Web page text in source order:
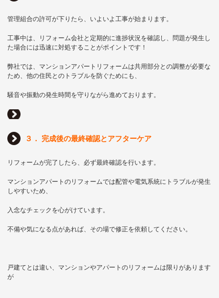
管理組合の許可が下りたら、いよいよ工事が始まります。
工事中は、リフォーム会社と定期的に進捗状況を確認し、問題が発生し
た場合には迅速に対処することがポイントです！
弊社では、マンションアパートリフォームは共用部分との調整が必要な
ため、他の住民とのトラブルを防ぐためにも、
騒音や振動の発生時間を守りながら進めております。
３． 完成後の最終確認とアフターケア
リフォームが完了したら、必ず最終確認を行います。
マンションアパートのリフォームでは配管や電気系統にトラブルが発生
しやすいため、
入念なチェックを心がけています。
不備や気になる点があれば、その場で修正を依頼してください。
戸建てとは違い、マンションやアパートのリフォームは限りがあります
が